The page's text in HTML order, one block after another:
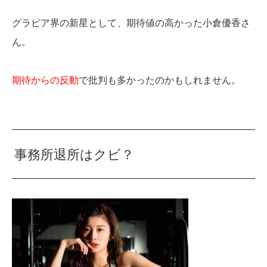
グラビア界の新星として、期待値の高かった小倉優香さ
ん。
期待からの反動で批判も多かったのかもしれません。
事務所退所はクビ？